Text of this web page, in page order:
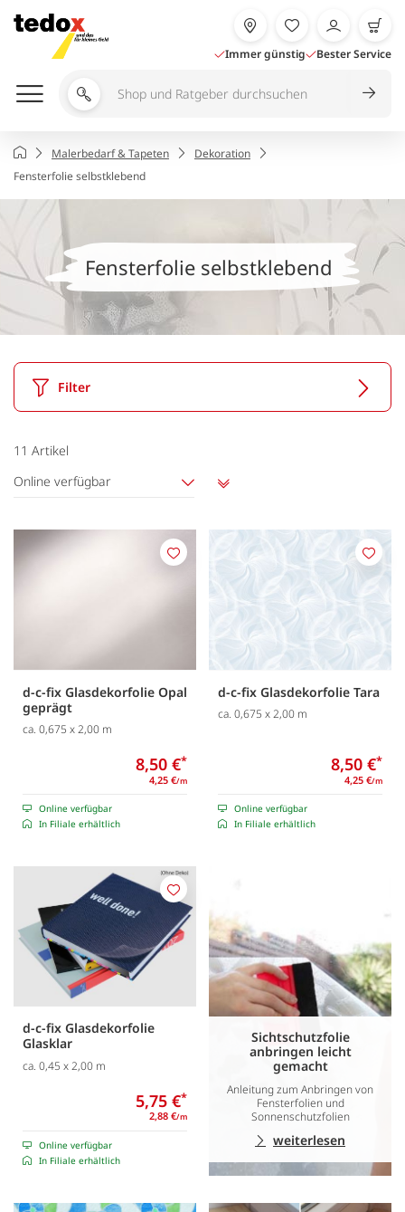
Inhalt
springen
Immer günstig Bester Service
Shop
durchsuchen
StartseiteMalerbedarf & Tapeten
Dekoration
Fensterfolie selbstklebend
Fensterfolie selbstklebend
Filter
11 Artikel
Online verfügbar
d-c-fix Glasdekorfolie Opal
geprägt
ca. 0,675 x 2,00 m
8,50 €*
4,25 €/m
Online verfügbar
In Filiale erhältlich
Merken
d-c-fix Glasdekorfolie Tara
ca. 0,675 x 2,00 m
8,50 €*
4,25 €/m
Online verfügbar
In Filiale erhältlich
d-c-fix Glasdekorfolie
Glasklar
ca. 0,45 x 2,00 m
5,75 €*
2,88 €/m
Online verfügbar
In Filiale erhältlich
Merken
Sichtschutzfolie
anbringen leicht
gemacht
Anleitung zum Anbringen von
Fensterfolien und
Sonnenschutzfolien
weiterlesen